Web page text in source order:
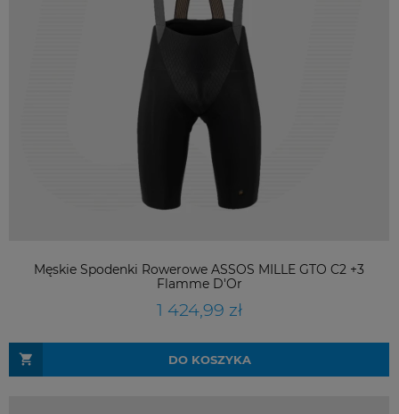
Męskie Spodenki Rowerowe ASSOS MILLE GTO C2 +3
Flamme D'Or
1 424,99 zł
DO KOSZYKA